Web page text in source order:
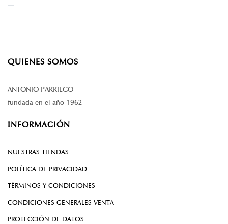
QUIENES SOMOS
ANTONIO PARRIEGO
fundada en el año 1962
INFORMACIÓN
NUESTRAS TIENDAS
POLÍTICA DE PRIVACIDAD
TÉRMINOS Y CONDICIONES
CONDICIONES GENERALES VENTA
PROTECCIÓN DE DATOS